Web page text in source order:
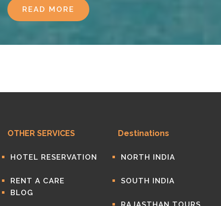
READ MORE
OTHER SERVICES
HOTEL RESERVATION
RENT A CARE
BLOG
Destinations
NORTH INDIA
SOUTH INDIA